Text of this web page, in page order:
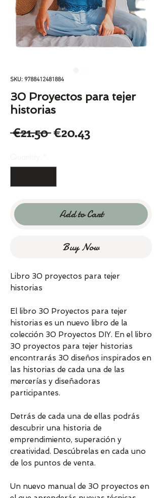
SKU: 9788412481884
30 Proyectos para tejer
historias
€21.50 Regular
€20.43Sale
Add to Cart
Buy Now
Libro 30 proyectos para tejer
historias
El libro 30 Proyectos para tejer
historias es un nuevo libro de la
colección 30 Proyectos DIY. En el libro
30 proyectos para tejer historias
encontrarás 30 diseños inspirados en
las historias de cada una de las
mercerías y diseñadoras
participantes.
Detrás de cada una de ellas podrás
descubrir una historia de
emprendimiento, superación y
creatividad. Descúbrelas en cada uno
de los puntos de venta.
Un nuevo manual de 30 proyectos en